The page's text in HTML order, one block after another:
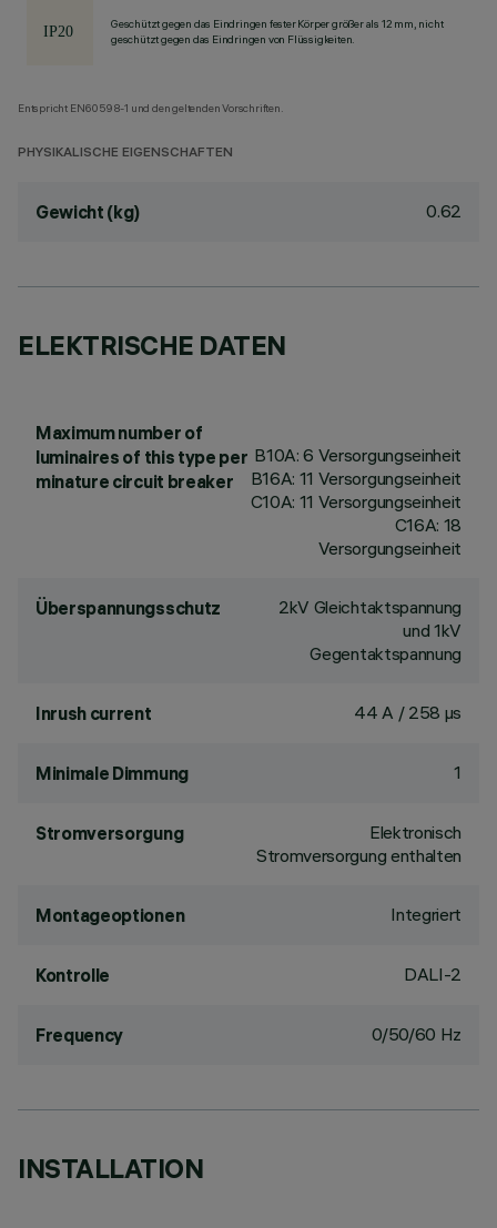
Geschützt gegen das Eindringen fester Körper größer als 12 mm, nicht
geschützt gegen das Eindringen von Flüssigkeiten.
Entspricht EN60598-1 und den geltenden Vorschriften.
PHYSIKALISCHE EIGENSCHAFTEN
Gewicht (kg) 0.62
ELEKTRISCHE DATEN
Maximum number of
luminaires of this type per
minature circuit breaker
B10A: 6 Versorgungseinheit
B16A: 11 Versorgungseinheit
C10A: 11 Versorgungseinheit
C16A: 18
Versorgungseinheit
Überspannungsschutz
2kV Gleichtaktspannung
und 1kV
Gegentaktspannung
Inrush current 44 A / 258 µs
Minimale Dimmung 1
Stromversorgung
Elektronisch
Stromversorgung enthalten
Montageoptionen Integriert
Kontrolle DALI-2
Frequency 0/50/60 Hz
INSTALLATION